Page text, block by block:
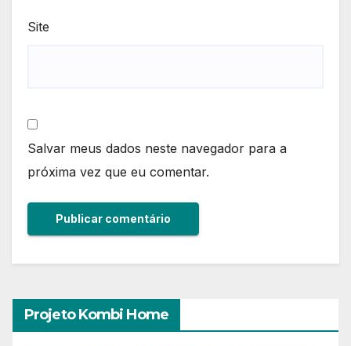
Site
Salvar meus dados neste navegador para a
próxima vez que eu comentar.
Projeto Kombi Home